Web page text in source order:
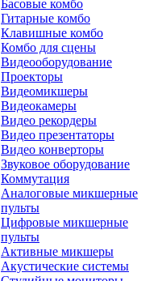
Басовые комбо
Гитарные комбо
Клавишные комбо
Комбо для сцены
Видеооборудование
Проекторы
Видеомикшеры
Видеокамеры
Видео рекордеры
Видео презентаторы
Видео конверторы
Звуковое оборудование
Коммутация
Аналоговые микшерные
пульты
Цифровые микшерные
пульты
Активные микшеры
Акустические системы